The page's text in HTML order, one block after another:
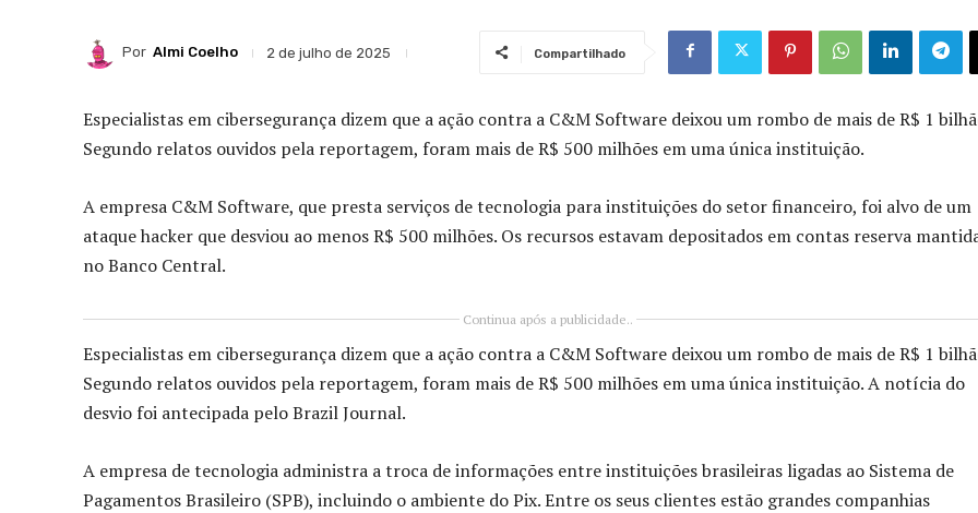
Por Almi Coelho 2 de julho de 2025 Compartilhado
Especialistas em cibersegurança dizem que a ação contra a C&M Software deixou um rombo de mais de R$ 1
Segundo relatos ouvidos pela reportagem, foram mais de R$ 500 milhões em uma única instituição.
A empresa C&M Software, que presta serviços de tecnologia para instituições do setor financeiro, foi alvo de um
ataque hacker que desviou ao menos R$ 500 milhões. Os recursos estavam depositados em contas reserva
no Banco Central.
Continua após a publicidade..
Especialistas em cibersegurança dizem que a ação contra a C&M Software deixou um rombo de mais de R$ 1
Segundo relatos ouvidos pela reportagem, foram mais de R$ 500 milhões em uma única instituição. A notícia do
desvio foi antecipada pelo Brazil Journal.
A empresa de tecnologia administra a troca de informações entre instituições brasileiras ligadas ao Sistema de
Pagamentos Brasileiro (SPB), incluindo o ambiente do Pix. Entre os seus clientes estão grandes companhias